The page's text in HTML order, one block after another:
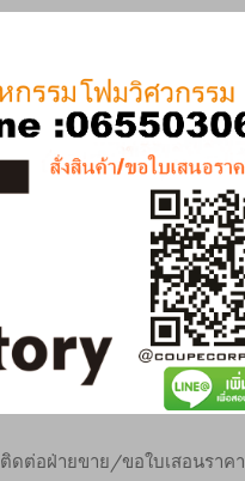
ติดต่อฝ่ายขาย/ขอใบเสอนราคา